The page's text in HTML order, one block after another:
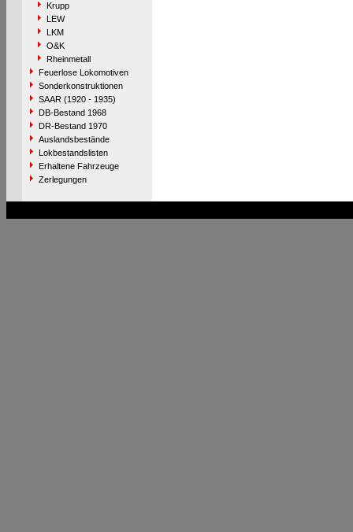
Krupp
LEW
LKM
O&K
Rheinmetall
Feuerlose Lokomotiven
Sonderkonstruktionen
SAAR (1920 - 1935)
DB-Bestand 1968
DR-Bestand 1970
Auslandsbestände
Lokbestandslisten
Erhaltene Fahrzeuge
Zerlegungen